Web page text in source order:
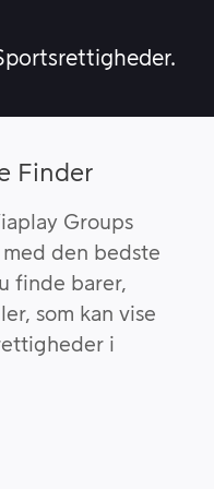
Finder
Groups
den bedste
finde barer,
som kan vise
i